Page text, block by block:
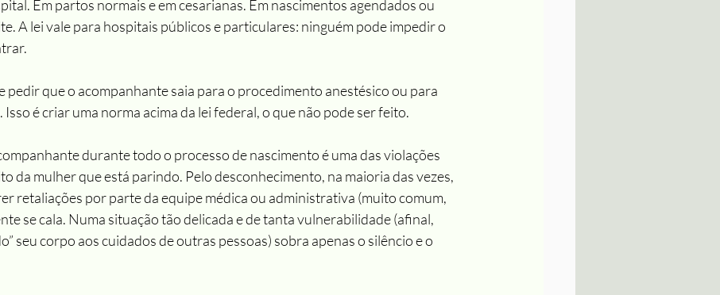
Em partos normais e em cesarianas. Em nascimentos agendados ou
A lei vale para hospitais públicos e particulares: ninguém pode impedir o
pedir que o acompanhante saia para o procedimento anestésico ou para
é criar uma norma acima da lei federal, o que não pode ser feito.
durante todo o processo de nascimento é uma das violações
da mulher que está parindo. Pelo desconhecimento, na maioria das vezes,
retaliações por parte da equipe médica ou administrativa (muito comum,
se cala. Numa situação tão delicada e de tanta vulnerabilidade (afinal,
seu corpo aos cuidados de outras pessoas) sobra apenas o silêncio e o